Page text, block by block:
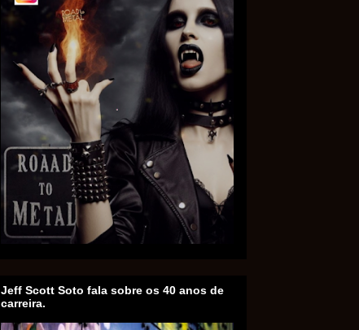
Jeff Scott Soto fala sobre os 40 anos de
carreira.